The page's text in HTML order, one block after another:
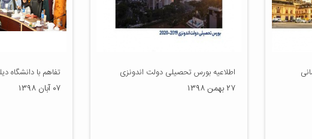
اطلاعیه بورس تحصیلی دولت اندونزی
۲۷ بهمن ۱۳۹۸
تفاهم با دانشگاه
۰۷ آبان ۱۳۹۸